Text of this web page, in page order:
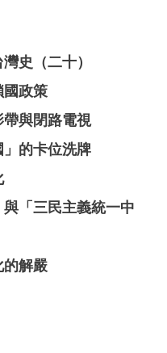
史（二十）
國政策
帶與閉路電視
」的卡位洗牌
「三民主義統一中
的解嚴